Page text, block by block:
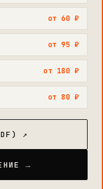
от 60 ₽
от 95 ₽
от 180 ₽
от 80 ₽
↗
→